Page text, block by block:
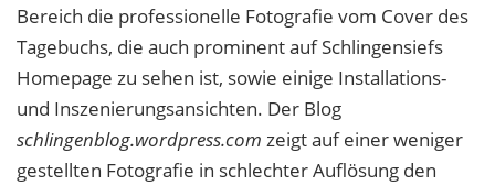
Bereich die professionelle Fotografie vom Cover des
Tagebuchs, die auch prominent auf Schlingensiefs
Homepage zu sehen ist, sowie einige Installations-
und Inszenierungsansichten. Der Blog
schlingenblog.wordpress.com zeigt auf einer weniger
gestellten Fotografie in schlechter Auflösung den